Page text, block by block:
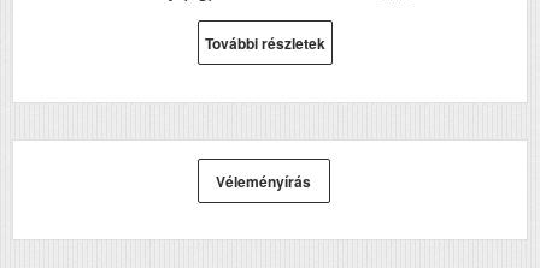
Papír méret
Technológia
Hálozat
Igen
Wifi
Nem
Szkennelés
További részletek
Véleményírás